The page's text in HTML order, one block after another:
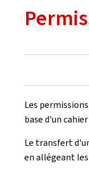
Les
base d'un
Le transfert
en allégeant